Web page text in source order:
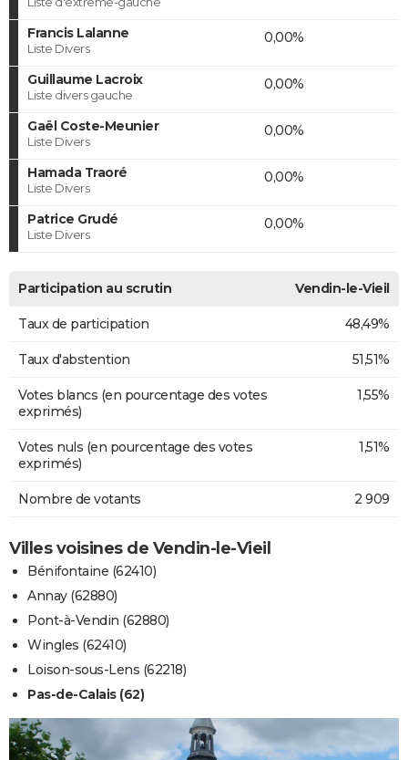
Francis Lalanne
Liste Divers
0,00%
Guillaume Lacroix
Liste divers gauche
0,00%
Gaël Coste-Meunier
Liste Divers
0,00%
Hamada Traoré
Liste Divers
0,00%
Patrice Grudé
Liste Divers
0,00%
Participation au scrutin Vendin-le-Vieil
Taux de participation 48,49%
Taux d'abstention 51,51%
Votes blancs (en pourcentage des votes
exprimés)
1,55%
Votes nuls (en pourcentage des votes
exprimés)
1,51%
Nombre de votants 2 909
Villes voisines de Vendin-le-Vieil
Bénifontaine (62410)
Annay (62880)
Pont-à-Vendin (62880)
Wingles (62410)
Loison-sous-Lens (62218)
Pas-de-Calais (62)